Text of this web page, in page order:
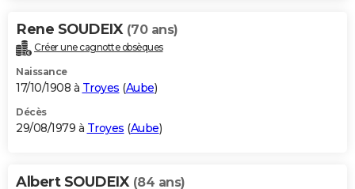
Rene SOUDEIX (70 ans)
Créer une cagnotte obsèques
Naissance
17/10/1908 à Troyes (Aube)
Décès
29/08/1979 à Troyes (Aube)
Albert SOUDEIX (84 ans)